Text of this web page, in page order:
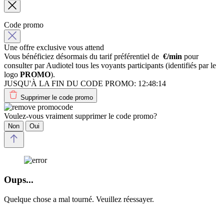
Code promo
Une offre exclusive vous attend
Vous bénéficiez désormais du tarif préférentiel de €/min pour
consulter par Audiotel tous les voyants participants (identifiés par le
logo PROMO).
JUSQU'À LA FIN DU CODE PROMO: 12:48:14
Supprimer le code promo
Voulez-vous vraiment supprimer le code promo?
Non Oui
Oups...
Quelque chose a mal tourné. Veuillez réessayer.